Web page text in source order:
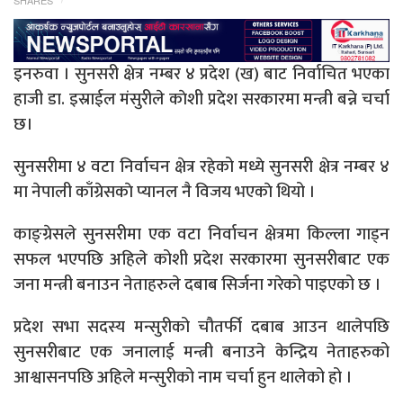
इनरुवा । सुनसरी क्षेत्र नम्बर ४ प्रदेश (ख) बाट निर्वाचित भएका
हाजी डा. इस्राईल मंसुरीले काेशी प्रदेश सरकारमा मन्त्री बन्ने चर्चा
छ।
सुनसरीमा ४ वटा निर्वाचन क्षेत्र रहेको मध्ये सुनसरी क्षेत्र नम्बर ४
मा नेपाली काँग्रेसकाे प्यानल नै विजय भएकाे थियो ।
काङ्ग्रेसले सुनसरीमा एक वटा निर्वाचन क्षेत्रमा किल्ला गाड्न
सफल भएपछि अहिले कोशी प्रदेश सरकारमा सुनसरीबाट एक
जना मन्त्री बनाउन नेताहरुले दबाब सिर्जना गरेको पाइएको छ ।
प्रदेश सभा सदस्य मन्सुरीको चौतर्फी दबाब आउन थालेपछि
सुनसरीबाट एक जनालाई मन्त्री बनाउने केन्द्रिय नेताहरुको
आश्वासनपछि अहिले मन्सुरीको नाम चर्चा हुन थालेको हो ।